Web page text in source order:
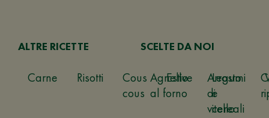
ALTRE RICETTE
Carne Risotti
Cous
cous
Estive
Legumi
e
cereali
SCELTE DA NOI
Agnello
al forno
Arrosto
di
vitello